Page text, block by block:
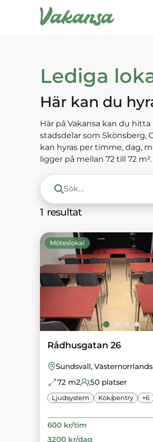
Lediga
Här kan du
Här på Vakansa kan du
stadsdelar som Skönsberg,
kan hyras per timme, dag,
ligger på mellan 72 till 72
1resultat
Möteslokal
Rådhusgatan 26
Sundsvall,
72 m2 50platser
Ljudsystem Kök/pentry +6
600kr/tim
3200kr/dag